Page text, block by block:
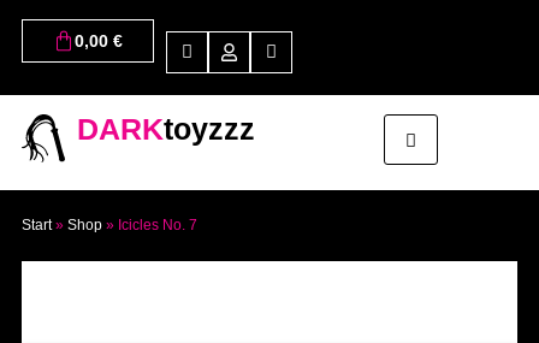
0,00 €
DARKtoyzzz
Start» Shop» Icicles No. 7